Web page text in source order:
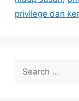
privilege dan
Search
for: